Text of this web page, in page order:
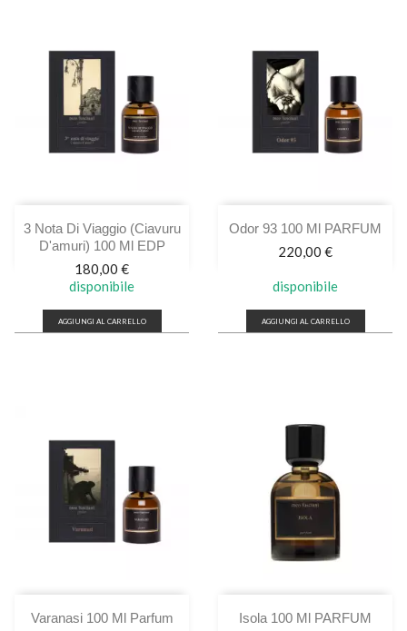
3 Nota Di Viaggio (ciavuru
D'amuri) 100 Ml EDP
Prezzo
180,00 €
disponibile
AGGIUNGI AL CARRELLO
Odor 93 100 Ml PARFUM
Prezzo
220,00 €
disponibile
AGGIUNGI AL CARRELLO
Varanasi 100 Ml Parfum Isola 100 Ml PARFUM